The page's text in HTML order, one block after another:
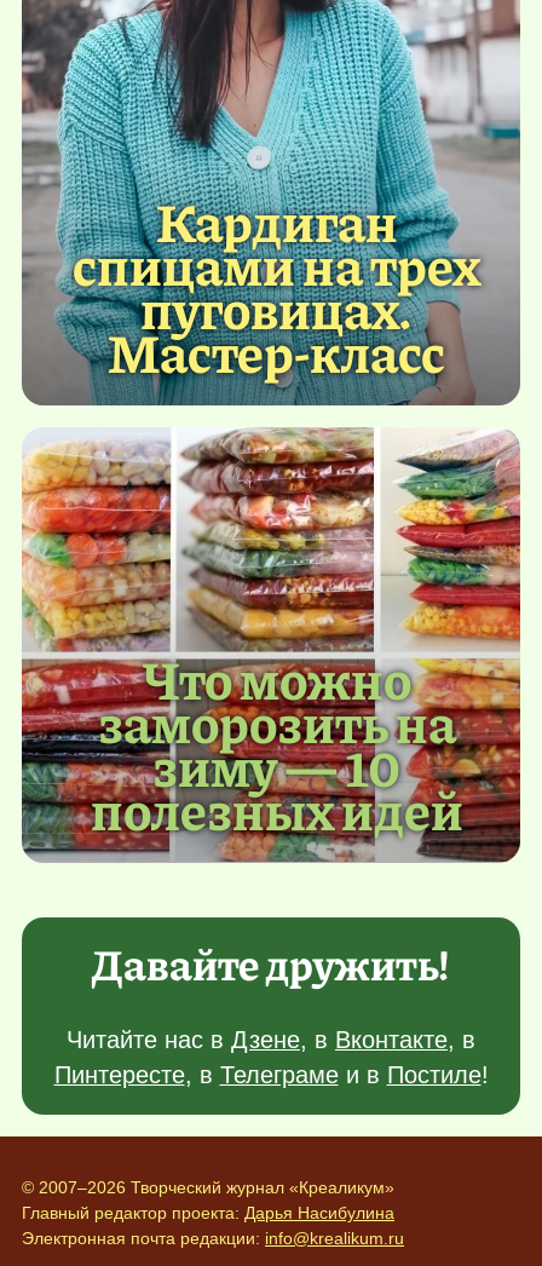
Кардиган
спицами на трех
пуговицах.
Мастер-класс
Что можно
заморозить на
зиму — 10
полезных идей
Давайте дружить!
Читайте нас в Дзене, в Вконтакте, в
Пинтересте, в Телеграмеи в Постиле!
© 2007–2026 Творческий журнал «Креаликум»
Главный редактор проекта: Дарья Насибулина
Электронная почта редакции: info@krealikum.ru